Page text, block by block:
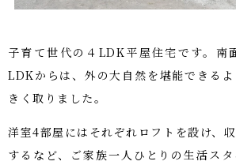
子育て世代の４LDK平屋住宅です。南
LDKからは、外の大自然を堪能できる
きく取りました。
洋室4部屋にはそれぞれロフトを設け、
するなど、ご家族一人ひとりの生活ス